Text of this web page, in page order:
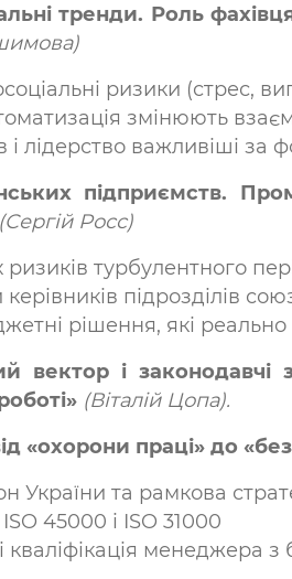
тренди. Роль
ризики (стрес,
змінюють
лідерство важливіші за
підприємств.
(Сергій Росс)
турбулентного
підрозділів
рішення, які
вектор і законодавчі
(Віталій Цопа).
«охорони праці» до
України та рамкова
45000 і ISO 31000
кваліфікація менеджера з